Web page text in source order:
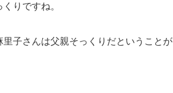
りですね。
子さんは父親そっくりだということが